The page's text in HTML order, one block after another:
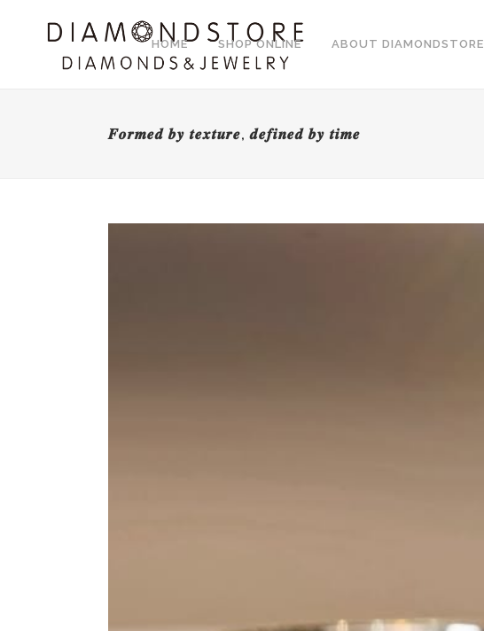
HOME SHOP ONLINE ABOUT DIAMONDSTORE
𝑭𝒐𝒓𝒎𝒆𝒅 𝒃𝒚 𝒕𝒆𝒙𝒕𝒖𝒓𝒆, 𝒅𝒆𝒇𝒊𝒏𝒆𝒅 𝒃𝒚 𝒕𝒊𝒎𝒆